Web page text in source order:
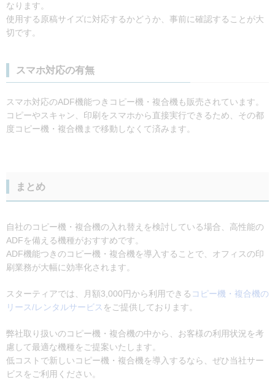
なります。
使用する原稿サイズに対応するかどうか、事前に確認することが大
切です。
スマホ対応の有無
スマホ対応のADF機能つきコピー機・複合機も販売されています。
コピーやスキャン、印刷をスマホから直接実行できるため、その都
度コピー機・複合機まで移動しなくて済みます。
まとめ
自社のコピー機・複合機の入れ替えを検討している場合、高性能の
ADFを備える機種がおすすめです。
ADF機能つきのコピー機・複合機を導入することで、オフィスの印
刷業務が大幅に効率化されます。
スターティアでは、月額3,000円から利用できる コピー機・複合機の
リース/レンタルサービス をご提供しております。
弊社取り扱いのコピー機・複合機の中から、お客様の利用状況を考
慮して最適な機種をご提案いたします。
低コストで新しいコピー機・複合機を導入するなら、ぜひ当社サー
ビスをご利用ください。